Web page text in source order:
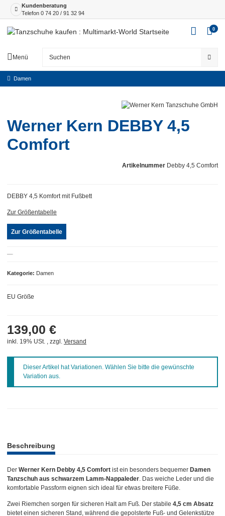
Kundenberatung
Telefon 0 74 20 / 91 32 94
Menü
0
Damen
Werner Kern DEBBY 4,5
Comfort
Artikelnummer Debby 4,5 Comfort
Kategorie Damen
DEBBY 4,5 Komfort mit Fußbett
Zur Größentabelle
Zur Größentabelle
EU Größe
139,00 €
inkl. 19% USt. , zzgl. Versand
xDieser Artikel hat Variationen. Wählen Sie bitte die gewünschte
Variation aus.
Beschreibung
Der Werner Kern Debby 4,5 Comfort ist ein besonders bequemer Damen
Tanzschuh aus schwarzem Lamm-Nappaleder. Das weiche Leder und die
komfortable Passform eignen sich ideal für etwas breitere Füße.
Zwei Riemchen sorgen für sicheren Halt am Fuß. Der stabile 4,5 cm Absatz
bietet einen sicheren Stand, während die gepolsterte Fuß- und Gelenkstütze